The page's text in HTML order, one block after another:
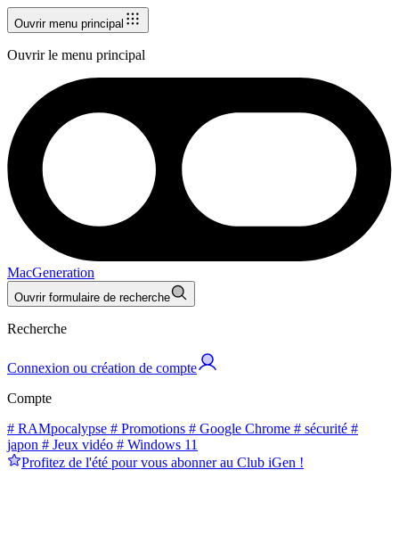
Ouvrir menu principal
Ouvrir le menu principal
MacGeneration
Ouvrir formulaire de recherche
Recherche
Connexion ou création de compte
Compte
# RAMpocalypse # Promotions # Google Chrome # sécurité #
japon # Jeux vidéo # Windows 11
Profitez de l'été pour vous abonner au Club iGen !